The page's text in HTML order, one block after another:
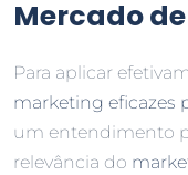
Mercado
Para aplicar
marketing eficazes
um entendimento
relevância do